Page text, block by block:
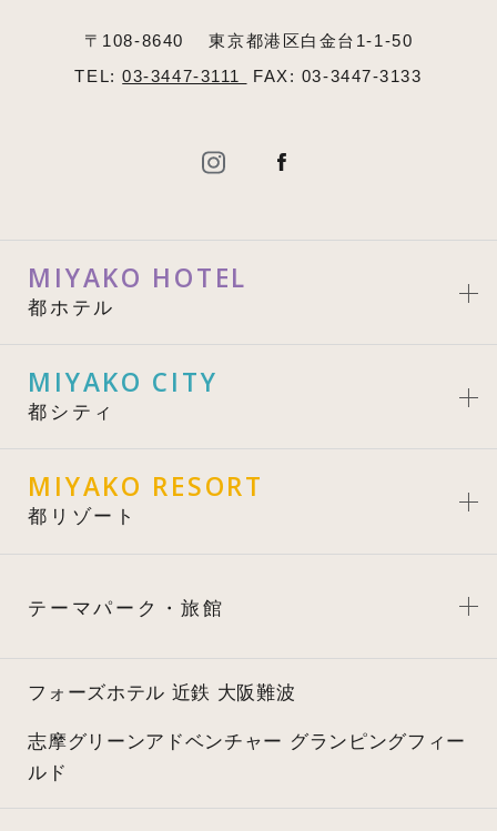
〒108-8640
東京都港区白金台1-1-50
TEL:03-3447-3111 FAX: 03-3447-3133
MIYAKO HOTEL
都ホテル
MIYAKO CITY
都シティ
MIYAKO RESORT
都リゾート
テーマパーク・旅館
フォーズホテル 近鉄 大阪難波
志摩グリーンアドベンチャー グランピングフィー
ルド